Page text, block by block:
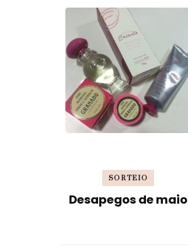
SORTEIO
Desapegos de maio